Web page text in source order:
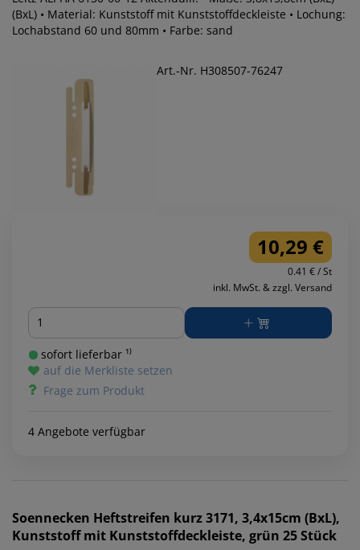
(BxL) • Material: Kunststoff mit Kunststoffdeckleiste • Lochung:
Lochabstand 60 und 80mm • Farbe: sand
Art.-Nr. H308507-76247
10,29 €
0.41 € / St
inkl. MwSt. & zzgl. Versand
Menge
sofort lieferbar ¹⁾
auf die Merkliste setzen
Frage zum Produkt
4 Angebote verfügbar
Soennecken Heftstreifen kurz 3171, 3,4x15cm (BxL),
Kunststoff mit Kunststoffdeckleiste, grün 25 Stück